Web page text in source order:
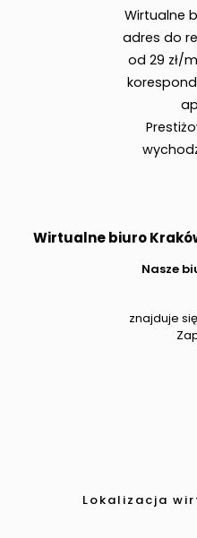
Wirtualne
adres do
od 29 zł/
Wirtualne biuro
Nasze
znajduje
Lokalizacja